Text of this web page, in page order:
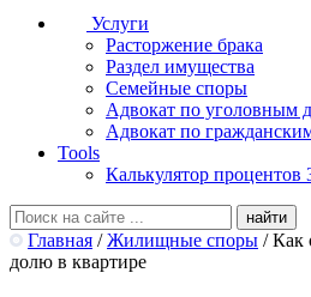
Услуги
Расторжение брака
Раздел имущества
Семейные споры
Адвокат по уголовным
Адвокат по
Tools
Калькулятор
Главная / Жилищные споры / Как
долю в квартире